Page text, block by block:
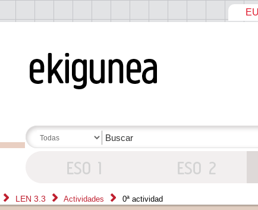
EU
LEN 3.3 Actividades 0ª actividad